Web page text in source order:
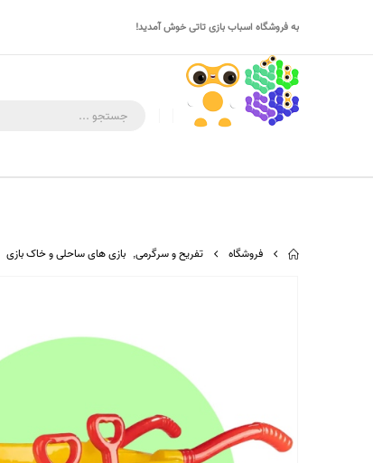
به فروشگاه اسباب بازی تاتی خوش آمدید!
فروشگاه تفریح و سرگرمی, بازی های ساحلی و خاک بازی